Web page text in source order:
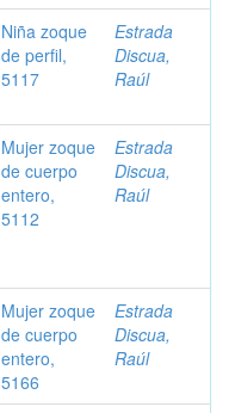
Niña zoque
de perfil,
5117
Estrada
Discua,
Raúl
Mujer zoque
de cuerpo
entero,
5112
Estrada
Discua,
Raúl
Mujer zoque
de cuerpo
entero,
5166
Estrada
Discua,
Raúl